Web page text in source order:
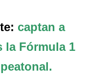
captan a
la Fórmula 1